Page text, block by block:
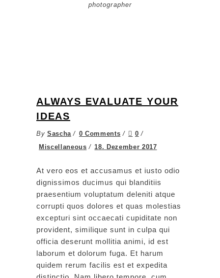
photographer
ALWAYS EVALUATE YOUR
IDEAS
By Sascha 0 Comments
0
Miscellaneous
18. Dezember 2017
At vero eos et accusamus et iusto odio
dignissimos ducimus qui blanditiis
praesentium voluptatum deleniti atque
corrupti quos dolores et quas molestias
excepturi sint occaecati cupiditate non
provident, similique sunt in culpa qui
officia deserunt mollitia animi, id est
laborum et dolorum fuga. Et harum
quidem rerum facilis est et expedita